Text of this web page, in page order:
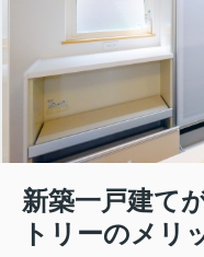
新築一戸建て
トリーのメリ